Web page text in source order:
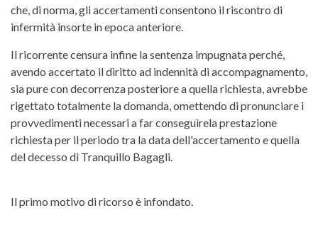
che, di norma, gli accertamenti consentono il riscontro di
infermità insorte in epoca anteriore.
Il ricorrente censura infine la sentenza impugnata perché,
avendo accertato il dìritto ad indennità di accompagnamento,
sia pure con decorrenza posteriore a quella richiesta, avrebbe
rigettato totalmente la domanda, omettendo di pronunciare i
provvedimenti necessari a far conseguìrela prestazione
richiesta per il periodo tra la data dell'accertamento e quella
del decesso di Tranquillo Bagagli.
Il primo motivo di ricorso è infondato.